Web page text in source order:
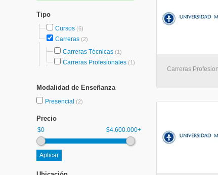
Tipo
Cursos (6)
Carreras (2)
Carreras Técnicas (1)
Carreras Profesionales (1)
Modalidad de Enseñanza
Presencial (2)
Precio
$0 $4.600.000+
Carreras